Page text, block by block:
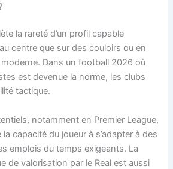
la rareté d’un profil capable
centre que sur des couloirs ou en
Dans un football 2026 où
est devenue la norme, les clubs
tactique.
notamment en Premier League,
capacité du joueur à s’adapter à des
emplois du temps exigeants. La
de valorisation par le Real est aussi